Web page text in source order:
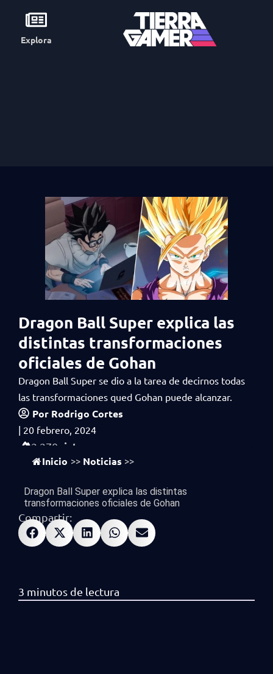
Explora
Dragon Ball Super explica las
distintas transformaciones
oficiales de Gohan
Dragon Ball Super se dio a la tarea de decirnos todas
las transformaciones qued Gohan puede alcanzar.
Por Rodrigo Cortes
| 20 febrero, 2024
2,270 vistas
Inicio >> Noticias >>
Dragon Ball Super explica las distintas
transformaciones oficiales de Gohan
Compartir: